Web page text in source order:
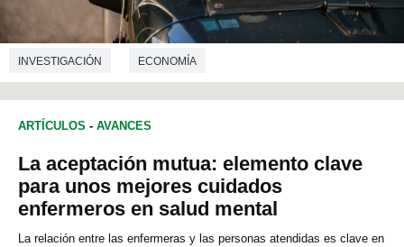
INVESTIGACIÓN ECONOMÍA
ARTÍCULOS - AVANCES
La aceptación mutua: elemento clave
para unos mejores cuidados
enfermeros en salud mental
La relación entre las enfermeras y las personas atendidas es clave en